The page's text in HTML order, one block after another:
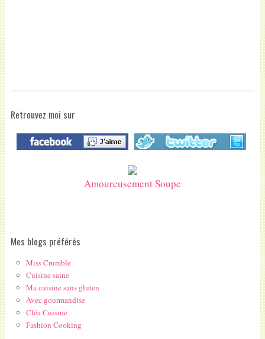
Retrouvez moi sur
Amoureusement Soupe
Mes blogs préférés
Miss Crumble
Cuisine saine
Ma cuisine sans gluten
Avec gourmandise
Cléa Cuisine
Fashion Cooking